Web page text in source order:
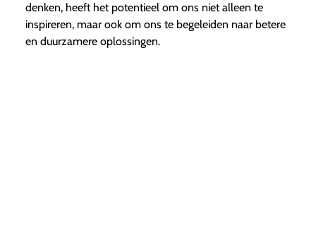
denken, heeft het potentieel om ons niet alleen te
inspireren, maar ook om ons te begeleiden naar betere
en duurzamere oplossingen.